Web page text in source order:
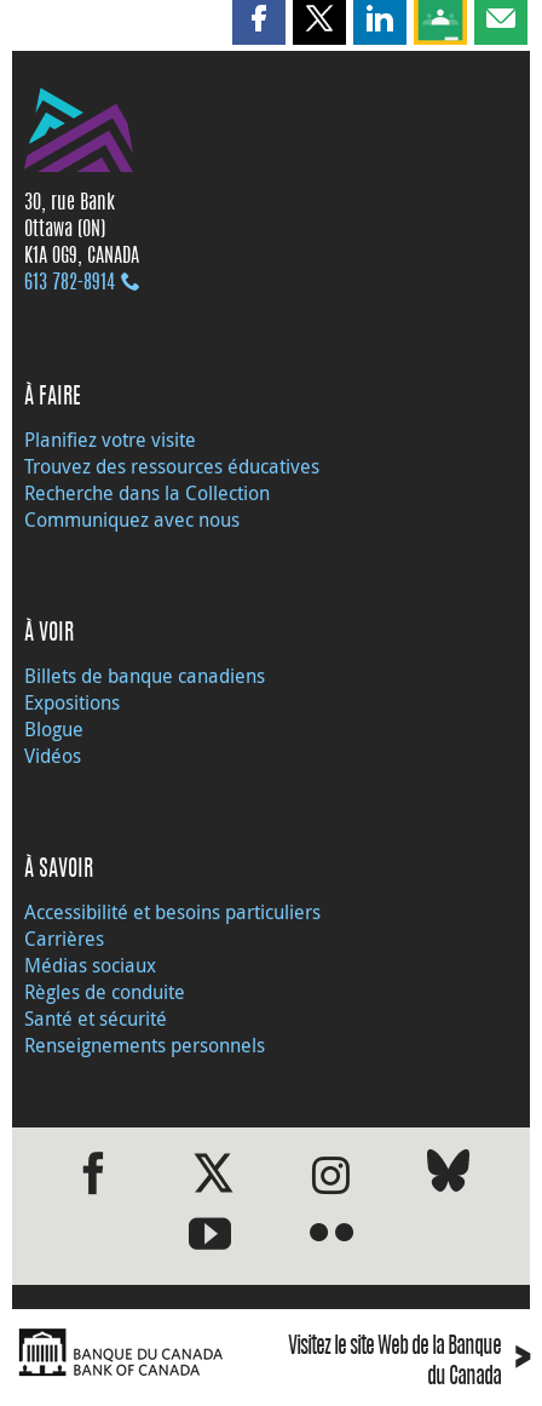
Partager cette page sur
Partager cette page sur X
Partager cette
Partagez
30, rue Bank
Ottawa (ON)
K1A 0G9, CANADA
613 782‑8914
À FAIRE
Planifiez votre visite
Trouvez des ressources éducatives
Recherche dans la Collection
Communiquez avec nous
À VOIR
Billets de banque canadiens
Expositions
Blogue
Vidéos
À SAVOIR
Accessibilité et besoins particuliers
Carrières
Médias sociaux
Règles de conduite
Santé et sécurité
Renseignements personnels
●●
Visitez le site Web de la Banque
du Canada
›